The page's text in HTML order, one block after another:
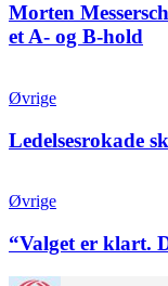
Morten
et A- og B-hold
Øvrige
Ledelsesrokade
Øvrige
“Valget er klart.